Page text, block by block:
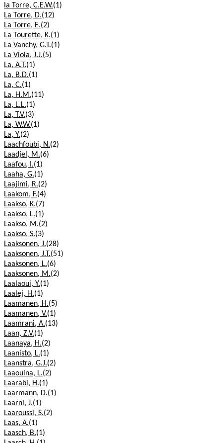
la Torre, C.E.W.(1)
La Torre, D.(12)
La Torre, E.(2)
La Tourette, K.(1)
La Vanchy, G.T.(1)
La Viola, J.J.(5)
La, A.T.(1)
La, B.D.(1)
La, C.(1)
La, H.M.(11)
La, L.L.(1)
La, T.V.(3)
La, W.W.(1)
La, Y.(2)
Laachfoubi, N.(2)
Laadjel, M.(6)
Laafou, I.(1)
Laaha, G.(1)
Laajimi, R.(2)
Laakom, F.(4)
Laakso, K.(7)
Laakso, L.(1)
Laakso, M.(2)
Laakso, S.(3)
Laaksonen, J.(28)
Laaksonen, J.T.(51)
Laaksonen, L.(6)
Laaksonen, M.(2)
Laalaoui, Y.(1)
Laalej, H.(1)
Laamanen, H.(5)
Laamanen, V.(1)
Laamrani, A.(13)
Laan, Z.V.(1)
Laanaya, H.(2)
Laanisto, L.(1)
Laanstra, G.J.(2)
Laaouina, L.(2)
Laarabi, H.(1)
Laarmann, D.(1)
Laarni, J.(1)
Laaroussi, S.(2)
Laas, A.(1)
Laasch, B.(1)